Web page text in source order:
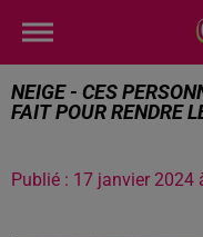
NEIGE - CES
FAIT POUR RENDRE
Publié : 17 janvier 2024